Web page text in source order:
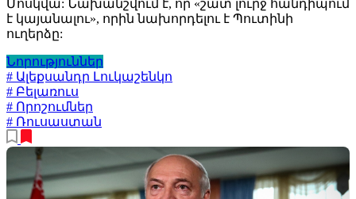
Մոսկվա: Նախանշվում է, որ «շատ լուրջ հանդիպում
է կայանալու», որին նախորդելու է Պուտինի
ուղերձը:
Նորություններ
# Ալեքսանդր Լուկաշենկո
# Բելառուս
# Որոշումներ
# Ռուսաստան